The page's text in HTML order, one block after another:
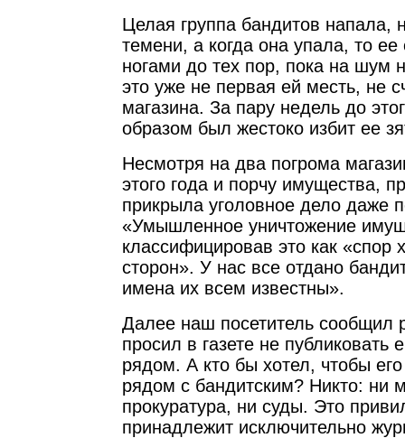
Целая группа бандитов напала,
темени, а когда она упала, то ее
ногами до тех пор, пока на шум
это уже не первая ей месть, не
магазина. За пару недель до
образом был жестоко избит ее
Несмотря на два погрома
этого года и порчу имущества,
прикрыла уголовное дело даже
«Умышленное уничтожение
классифицировав это как «спор
сторон». У нас все отдано
имена их всем известны».
Далее наш посетитель сообщил
просил в газете не публиковать
рядом. А кто бы хотел, чтобы
рядом с бандитским? Никто: ни
прокуратура, ни суды. Это
принадлежит исключительно